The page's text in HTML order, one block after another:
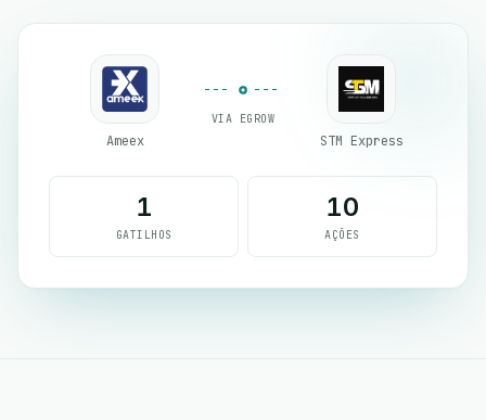
Ameex
VIA EGROW
STM Express
1
GATILHOS
10
AÇÕES